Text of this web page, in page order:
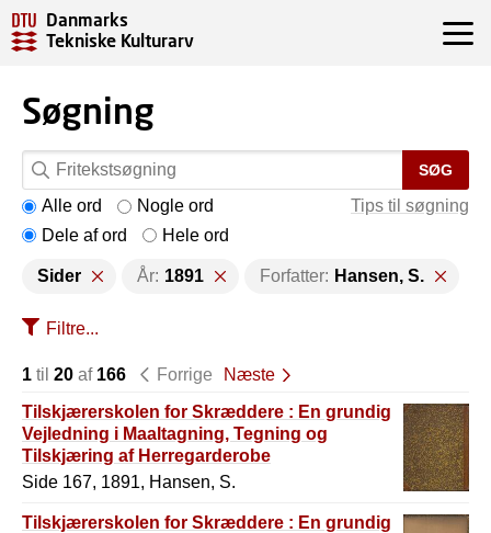
Danmarks
Tekniske Kulturarv
Søgning
SØG
Tips til søgning
Alle ord
Nogle ord
Dele af ord
Hele ord
Sider År: 1891 Forfatter: Hansen, S.
Filtre...
1 til 20 af 166 Forrige
Næste
Tilskjærerskolen for Skræddere : En grundig
Vejledning i Maaltagning, Tegning og
Tilskjæring af Herregarderobe
Side 167, 1891, Hansen, S.
Tilskjærerskolen for Skræddere : En grundig